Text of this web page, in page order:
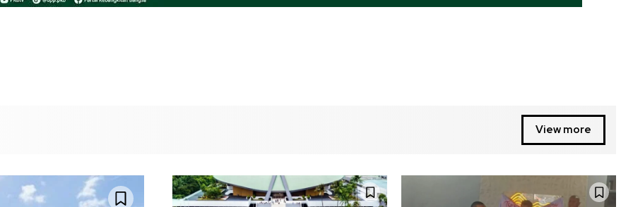
View more